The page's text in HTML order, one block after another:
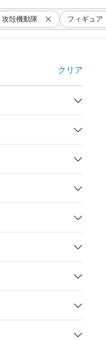
攻殻機動隊 フィギュア
クリア